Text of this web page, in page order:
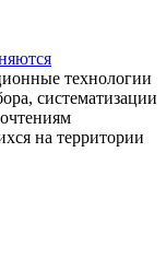
технологии
систематизации
на территории